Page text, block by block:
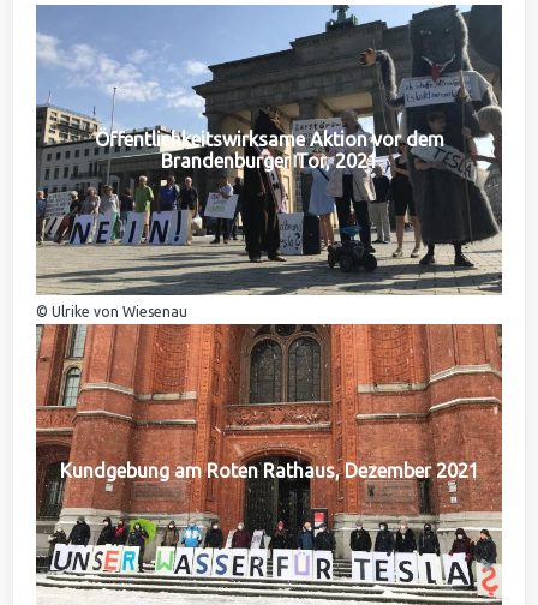
Öffentlichkeitswirksame Aktion vor dem
Brandenburger Tor, 2021
© Ulrike von Wiesenau
Kundgebung am Roten Rathaus, Dezember 2021